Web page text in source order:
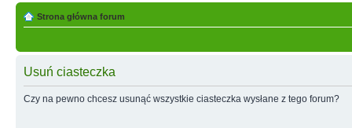
Strona główna forum
Usuń ciasteczka
Czy na pewno chcesz usunąć wszystkie ciasteczka wysłane z tego forum?